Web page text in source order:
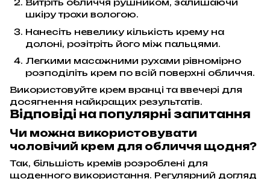
Витріть обличчя рушником, залишаючи
шкіру трохи вологою.
Нанесіть невелику кількість крему на
долоні, розітріть його між пальцями.
Легкими масажними рухами рівномірно
розподіліть крем по всій поверхні обличчя.
Використовуйте крем вранці та ввечері для
досягнення найкращих результатів.
Відповіді на популярні запитання
Чи можна використовувати
чоловічий крем для обличчя щодня?
Так, більшість кремів розроблені для
щоденного використання. Регулярний догляд